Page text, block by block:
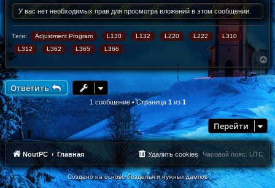
н
и
е
У вас нет необходимых прав для просмотра вложений в этом сообщении.
Теги: Adjustment Program L130 L132 L220 L222
L310
L312
L362 L365 L366
е
р
н
у
т
ь
с
я
к
н
а
ч
а
л
Ответить
1 сообщение • Страница 1из 1
Перейти
NoutPC Главная Часовой пояс: UTC
Удалить cookies
Создано на основе безделья и нужных дампов